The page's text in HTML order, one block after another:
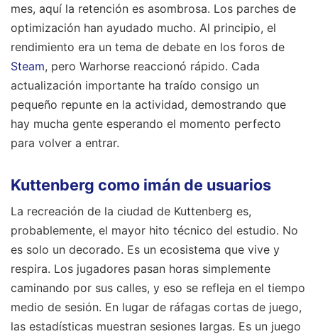
mes, aquí la retención es asombrosa. Los parches de
optimización han ayudado mucho. Al principio, el
rendimiento era un tema de debate en los foros de
Steam, pero Warhorse reaccionó rápido. Cada
actualización importante ha traído consigo un
pequeño repunte en la actividad, demostrando que
hay mucha gente esperando el momento perfecto
para volver a entrar.
Kuttenberg como imán de usuarios
La recreación de la ciudad de Kuttenberg es,
probablemente, el mayor hito técnico del estudio. No
es solo un decorado. Es un ecosistema que vive y
respira. Los jugadores pasan horas simplemente
caminando por sus calles, y eso se refleja en el tiempo
medio de sesión. En lugar de ráfagas cortas de juego,
las estadísticas muestran sesiones largas. Es un juego